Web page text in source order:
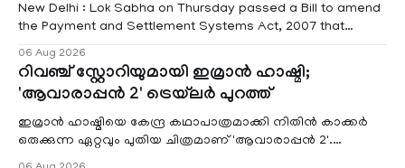
New Delhi : Lok Sabha on Thursday passed a Bill to amend
the Payment and Settlement Systems Act, 2007 that
service providers to levy charges on payments through
unified payments interface (UPI) and other notified
electronic payment modes. The amendment passed by the
06 Aug 2026
റിവഞ്ച് സ്റ്റോറിയുമായി ഇമ്രാൻ ഹാഷ്മി;
'ആവാരാപ്പൻ 2' ട്രെയ്‌ലർ പുറത്ത്
ഇമ്രാൻ ഹാഷ്മിയെ കേന്ദ്ര കഥാപാത്രമാക്കി നിതിൻ കാക്കർ
ഒരുക്കുന്ന ഏറ്റവും പുതിയ ചിത്രമാണ് 'ആവാരാപ്പൻ 2'.